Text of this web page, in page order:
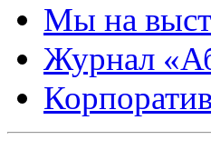
Мы на
Журнал